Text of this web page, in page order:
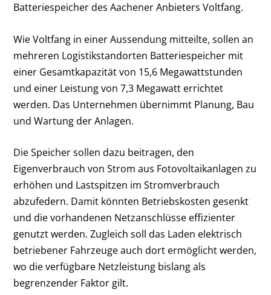
Batteriespeicher des Aachener Anbieters Voltfang.
Wie Voltfang in einer Aussendung mitteilte, sollen an
mehreren Logistikstandorten Batteriespeicher mit
einer Gesamtkapazität von 15,6 Megawattstunden
und einer Leistung von 7,3 Megawatt errichtet
werden. Das Unternehmen übernimmt Planung, Bau
und Wartung der Anlagen.
Die Speicher sollen dazu beitragen, den
Eigenverbrauch von Strom aus Fotovoltaikanlagen zu
erhöhen und Lastspitzen im Stromverbrauch
abzufedern. Damit könnten Betriebskosten gesenkt
und die vorhandenen Netzanschlüsse effizienter
genutzt werden. Zugleich soll das Laden elektrisch
betriebener Fahrzeuge auch dort ermöglicht werden,
wo die verfügbare Netzleistung bislang als
begrenzender Faktor gilt.